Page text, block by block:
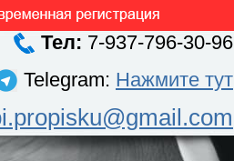
Тел: 7-937-796-30-96
Telegram: Нажмите тут